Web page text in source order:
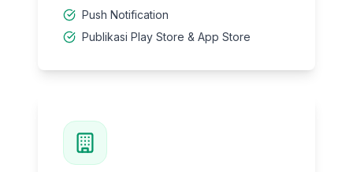
Push Notification
Publikasi Play Store & App Store